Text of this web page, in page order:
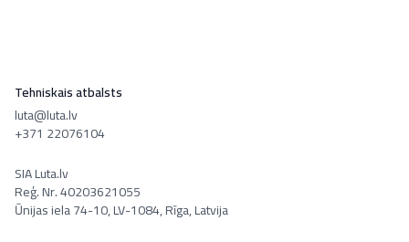
Tehniskais atbalsts
luta@luta.lv
+371 22076104
SIA Luta.lv
Reģ. Nr. 40203621055
Ūnijas iela 74-10, LV-1084, Rīga, Latvija